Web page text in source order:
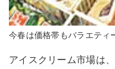
今春は価格帯もバラエティ
アイスクリーム市場は